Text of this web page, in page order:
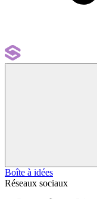
Boîte à idées
Réseaux sociaux